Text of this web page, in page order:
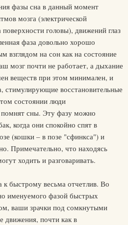
фазы сна в данный момент
мозга (электрической
головы), движений глаз
фаза довольно хорошо
взглядом на сон как на состояние
мозг почти не работает, а дыхание
веществ при этом минимален, и
стимулирующие восстановительные
состоянии люди
помнят сны. Эту фазу можно
когда они спокойно спят в
(кошки – в позе "сфинкса") и
Примечательно, что находясь
ходить и разговаривать.
к быстрому весьма отчетлив. Во
именуемого фазой быстрых
ваши зрачки под сомкнутыми
движения, почти как в